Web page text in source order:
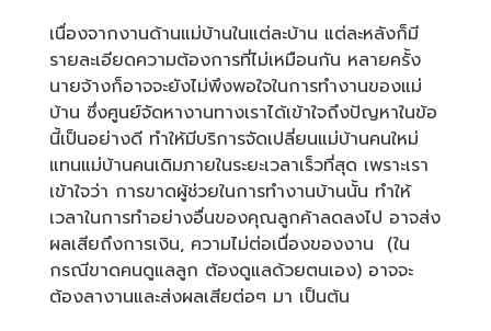
เนื่องจากงานด้านแม่บ้านในแต่ละบ้าน แต่ละหลังก็มี
รายละเอียดความต้องการที่ไม่เหมือนกัน หลายครั้ง
นายจ้างก็อาจจะยังไม่พึงพอใจในการทำงานของแม่
บ้าน ซึ่งศูนย์จัดหางานทางเราได้เข้าใจถึงปัญหาในข้อ
นี้เป็นอย่างดี ทำให้มีบริการจัดเปลี่ยนแม่บ้านคนใหม่
แทนแม่บ้านคนเดิมภายในระยะเวลาเร็วที่สุด เพราะเรา
เข้าใจว่า การขาดผู้ช่วยในการทำงานบ้านนั้น ทำให้
เวลาในการทำอย่างอื่นของคุณลูกค้าลดลงไป อาจส่ง
ผลเสียถึงการเงิน, ความไม่ต่อเนื่องของงาน (ใน
กรณีขาดคนดูแลลูก ต้องดูแลด้วยตนเอง) อาจจะ
ต้องลางานและส่งผลเสียต่อๆ มา เป็นต้น